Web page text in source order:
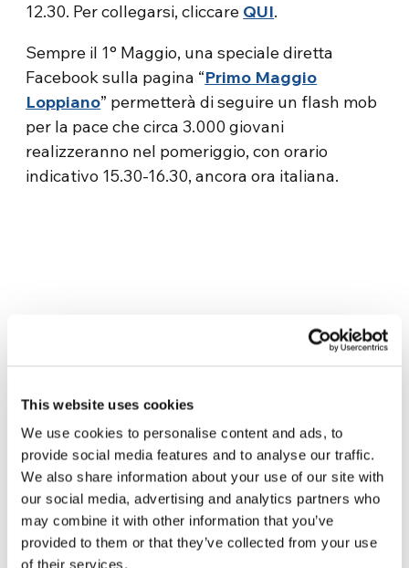
This website uses cookies
We use cookies to personalise content and ads, to
provide social media features and to analyse our traffic.
We also share information about your use of our site with
our social media, advertising and analytics partners who
may combine it with other information that you’ve
provided to them or that they’ve collected from your use
of their services.
12.30. Per collegarsi, cliccare QUI.
Sempre il 1° Maggio, una speciale diretta
Facebook sulla pagina “Primo Maggio
Loppiano” permetterà di seguire un flash mob
per la pace che circa 3.000 giovani
realizzeranno nel pomeriggio, con orario
indicativo 15.30-16.30, ancora ora italiana.
Dal Sud America tre storie di
Ecologia, sport e salute
30 Luglio 2026
Festival Re-Imagine Peace, da
Firenze un inno alla pace